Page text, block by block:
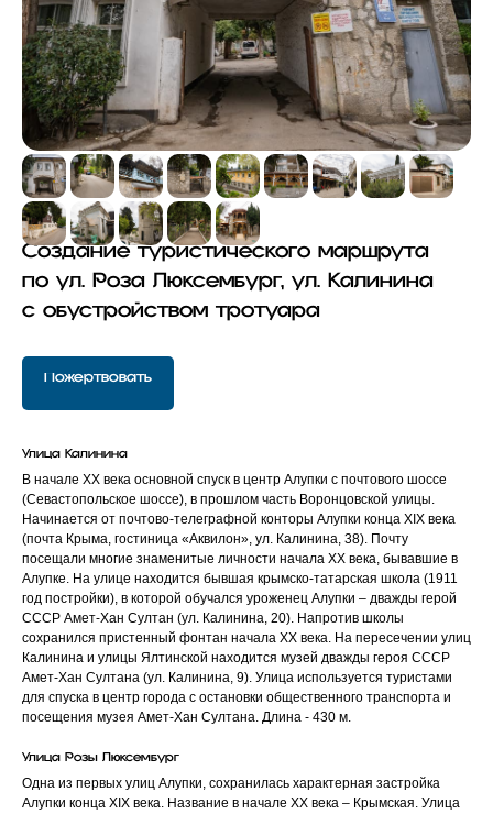
Создание туристического маршрута
по ул. Роза Люксембург, ул. Калинина
с обустройством тротуара
Пожертвовать
Улица Калинина
В начале ХХ века основной спуск в центр Алупки с почтового шоссе
(Севастопольское шоссе), в прошлом часть Воронцовской улицы.
Начинается от почтово-телеграфной конторы Алупки конца ХIХ века
(почта Крыма, гостиница «Аквилон», ул. Калинина, 38). Почту
посещали многие знаменитые личности начала ХХ века, бывавшие в
Алупке. На улице находится бывшая крымско-татарская школа (1911
год постройки), в которой обучался уроженец Алупки – дважды герой
СССР Амет-Хан Султан (ул. Калинина, 20). Напротив школы
сохранился пристенный фонтан начала ХХ века. На пересечении улиц
Калинина и улицы Ялтинской находится музей дважды героя СССР
Амет-Хан Султана (ул. Калинина, 9). Улица используется туристами
для спуска в центр города с остановки общественного транспорта и
посещения музея Амет-Хан Султана. Длина - 430 м.
Улица Розы Люксембург
Одна из первых улиц Алупки, сохранилась характерная застройка
Алупки конца ХIХ века. Название в начале ХХ века – Крымская. Улица